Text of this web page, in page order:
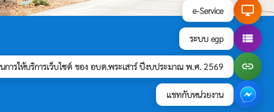
e-Service desktop_windows
ระบบ egp view_list
ารให้บริการเว็บไซต์ ของ อบต.พระเสาร์ ปีงบประมาณ พ.ศ. 2569 link
แชทกับหน่วยงาน